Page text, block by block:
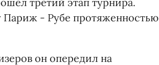
Париж - Рубе протяженностью
он опередил на